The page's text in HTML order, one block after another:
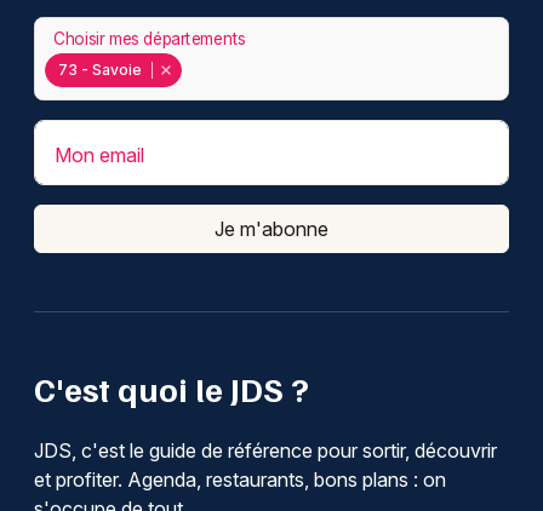
C'est quoi le JDS ?
JDS, c'est le guide de référence pour sortir, découvrir
et profiter. Agenda, restaurants, bons plans : on
73 - Savoie
Choisir mes départements
Mon email
Je m'abonne